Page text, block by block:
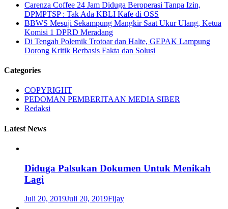
Carenza Coffee 24 Jam Diduga Beroperasi Tanpa Izin,
DPMPTSP : Tak Ada KBLI Kafe di OSS
BBWS Mesuji Sekampung Mangkir Saat Ukur Ulang, Ketua
Komisi 1 DPRD Meradang
Di Tengah Polemik Trotoar dan Halte, GEPAK Lampung
Dorong Kritik Berbasis Fakta dan Solusi
Categories
COPYRIGHT
PEDOMAN PEMBERITAAN MEDIA SIBER
Redaksi
Latest News
Diduga Palsukan Dokumen Untuk Menikah
Lagi
Juli 20, 2019Juli 20, 2019Fijay